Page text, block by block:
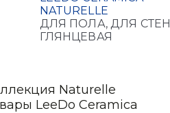
NATURELLE
ДЛЯ ПОЛА, ДЛЯ СТЕН
ГЛЯНЦЕВАЯ
Naturelle
LeeDo Ceramica